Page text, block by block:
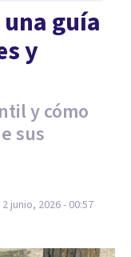
guía
y
y cómo
sus
2 junio, 2026 - 00:57